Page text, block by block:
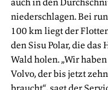
niederschlagen. Bei
100 km liegt der
den Sisu Polar, die das
Wald holen. „Wir
Volvo, der bis jetzt